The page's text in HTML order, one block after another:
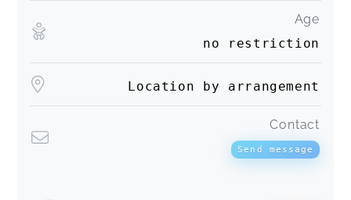
Age
no restriction
Location by arrangement
Contact
Send message